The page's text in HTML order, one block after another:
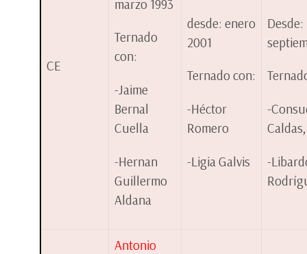
CE
marzo 1993
Ternado
con:
-Jaime
Bernal
Cuella
-Hernan
Guillermo
Aldana
desde: enero
2001
Ternado con:
-Héctor
Romero
-Ligia Galvis
Desde:
-
Caldas,
-
Antonio